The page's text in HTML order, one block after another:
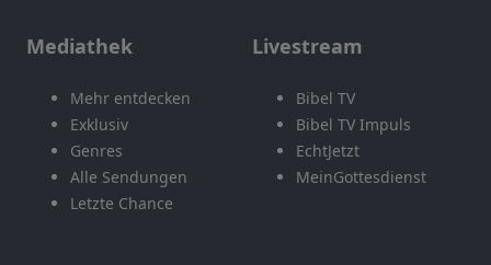
Mediathek
Mehr entdecken
Exklusiv
Genres
Alle Sendungen
Letzte Chance
Livestream
Bibel TV
Bibel TV Impuls
EchtJetzt
MeinGottesdienst